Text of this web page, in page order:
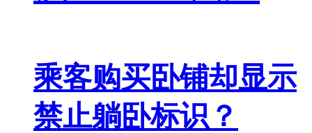
乘客购买卧铺却显示
禁止躺卧标识？